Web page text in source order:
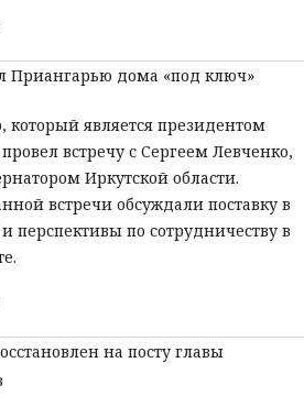
Приангарью дома «под ключ»
является президентом
встречу с Сергеем Левченко,
Иркутской области.
встречи обсуждали поставку в
перспективы по сотрудничеству в
на посту главы